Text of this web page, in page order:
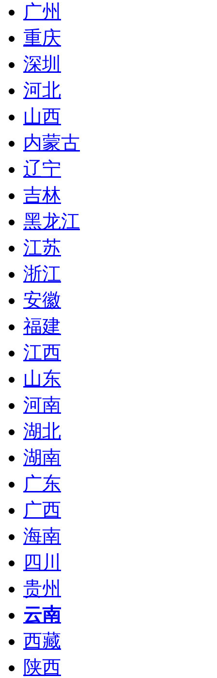
广州
重庆
深圳
河北
山西
内蒙古
辽宁
吉林
黑龙江
江苏
浙江
安徽
福建
江西
山东
河南
湖北
湖南
广东
广西
海南
四川
贵州
云南
西藏
陕西